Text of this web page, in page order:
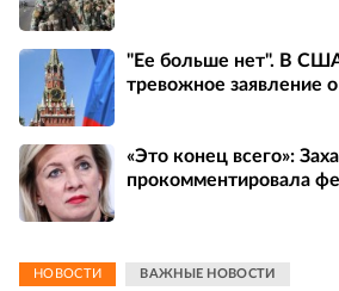
"Ее больше нет". В
тревожное заявление
«Это конец всего»:
прокомментировала
НОВОСТИ ВАЖНЫЕ НОВОСТИ